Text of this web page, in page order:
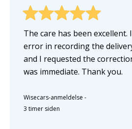
The care has been excellent.
error in recording the
and I requested the
was immediate. Thank you.
Wisecars-anmeldelse -
3 timer siden